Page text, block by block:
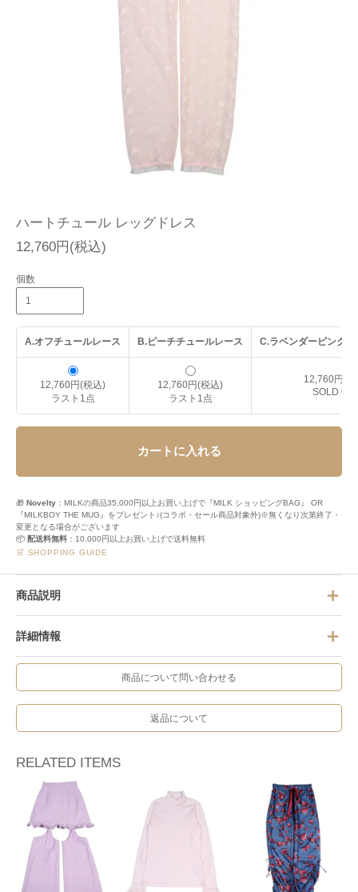
ハートチュール レッグドレス
12,760円(税込)
個数
A.オフチュールレース B.ピーチチュールレース C.ラベンダーピンク
12,760円(税込)
ラスト1点
12,760円(税込)
ラスト1点
12,760円(
SOLD
カートに入れる
🎁 Novelty ：MILKの商品35,000円以上お買い上げで『MILK ショッピングBAG』 OR
『MILKBOY THE MUG』をプレゼント♪(コラボ・セール商品対象外)※無くなり次第終了・
変更となる場合がございます
📦 配送料無料 ：10,000円以上お買い上げで送料無料
🛒 SHOPPING GUIDE
商品説明
詳細情報
商品について問い合わせる
返品について
RELATED ITEMS